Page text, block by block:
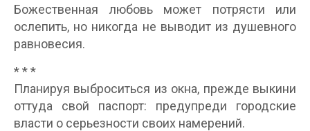
Божественная любовь может потрясти или
ослепить, но никогда не выводит из душевного
равновесия.
* * *
Планируя выброситься из окна, прежде выкини
оттуда свой паспорт: предупреди городские
власти о серьезности своих намерений.